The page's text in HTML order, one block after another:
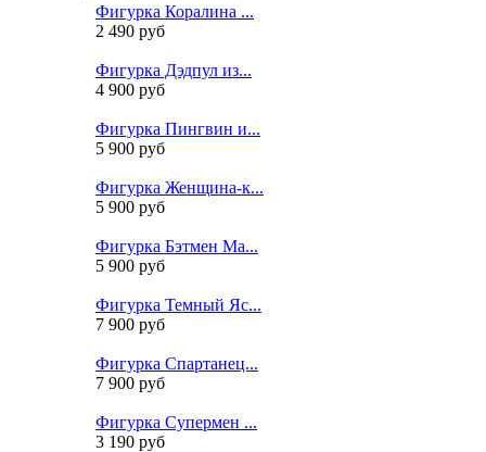
Фигурка Коралина ...
2 490 руб
Фигурка Дэдпул из...
4 900 руб
Фигурка Пингвин и...
5 900 руб
Фигурка Женщина-к...
5 900 руб
Фигурка Бэтмен Ма...
5 900 руб
Фигурка Темный Яс...
7 900 руб
Фигурка Спартанец...
7 900 руб
Фигурка Супермен ...
3 190 руб